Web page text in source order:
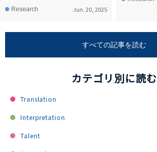
Research
Jun. 20, 2025
すべての記事を読む
カテゴリ別に読む
Translation
Interpretation
Talent